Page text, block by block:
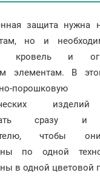
защита нужна
но и
кровель и
элементам. В
порошковую
сразу и
чтобы
по одной
в одной цветовой